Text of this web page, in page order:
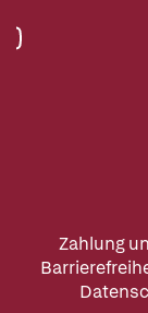
Zahlung